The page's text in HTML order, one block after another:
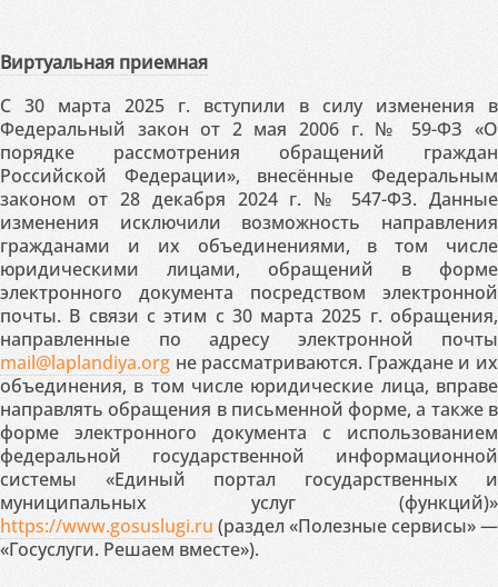
Виртуальная приемная
С 30 марта 2025 г. вступили в силу изменения в
Федеральный закон от 2 мая 2006 г. № 59-ФЗ «О
порядке рассмотрения обращений граждан
Российской Федерации», внесённые Федеральным
законом от 28 декабря 2024 г. № 547-ФЗ. Данные
изменения исключили возможность направления
гражданами и их объединениями, в том числе
юридическими лицами, обращений в форме
электронного документа посредством электронной
почты. В связи с этим с 30 марта 2025 г. обращения,
направленные по адресу электронной почты
mail@laplandiya.org не рассматриваются. Граждане и их
объединения, в том числе юридические лица, вправе
направлять обращения в письменной форме, а также в
форме электронного документа с использованием
федеральной государственной информационной
системы «Единый портал государственных и
муниципальных услуг (функций)»
https://www.gosuslugi.ru (раздел «Полезные сервисы» —
«Госуслуги. Решаем вместе»).